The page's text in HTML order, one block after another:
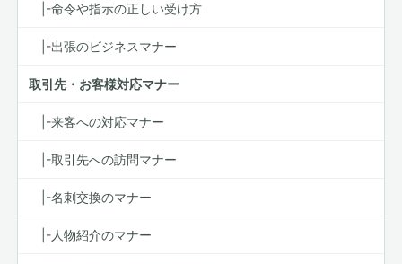
|-命令や指示の正しい受け方
|-出張のビジネスマナー
取引先・お客様対応マナー
|-来客への対応マナー
|-取引先への訪問マナー
|-名刺交換のマナー
|-人物紹介のマナー